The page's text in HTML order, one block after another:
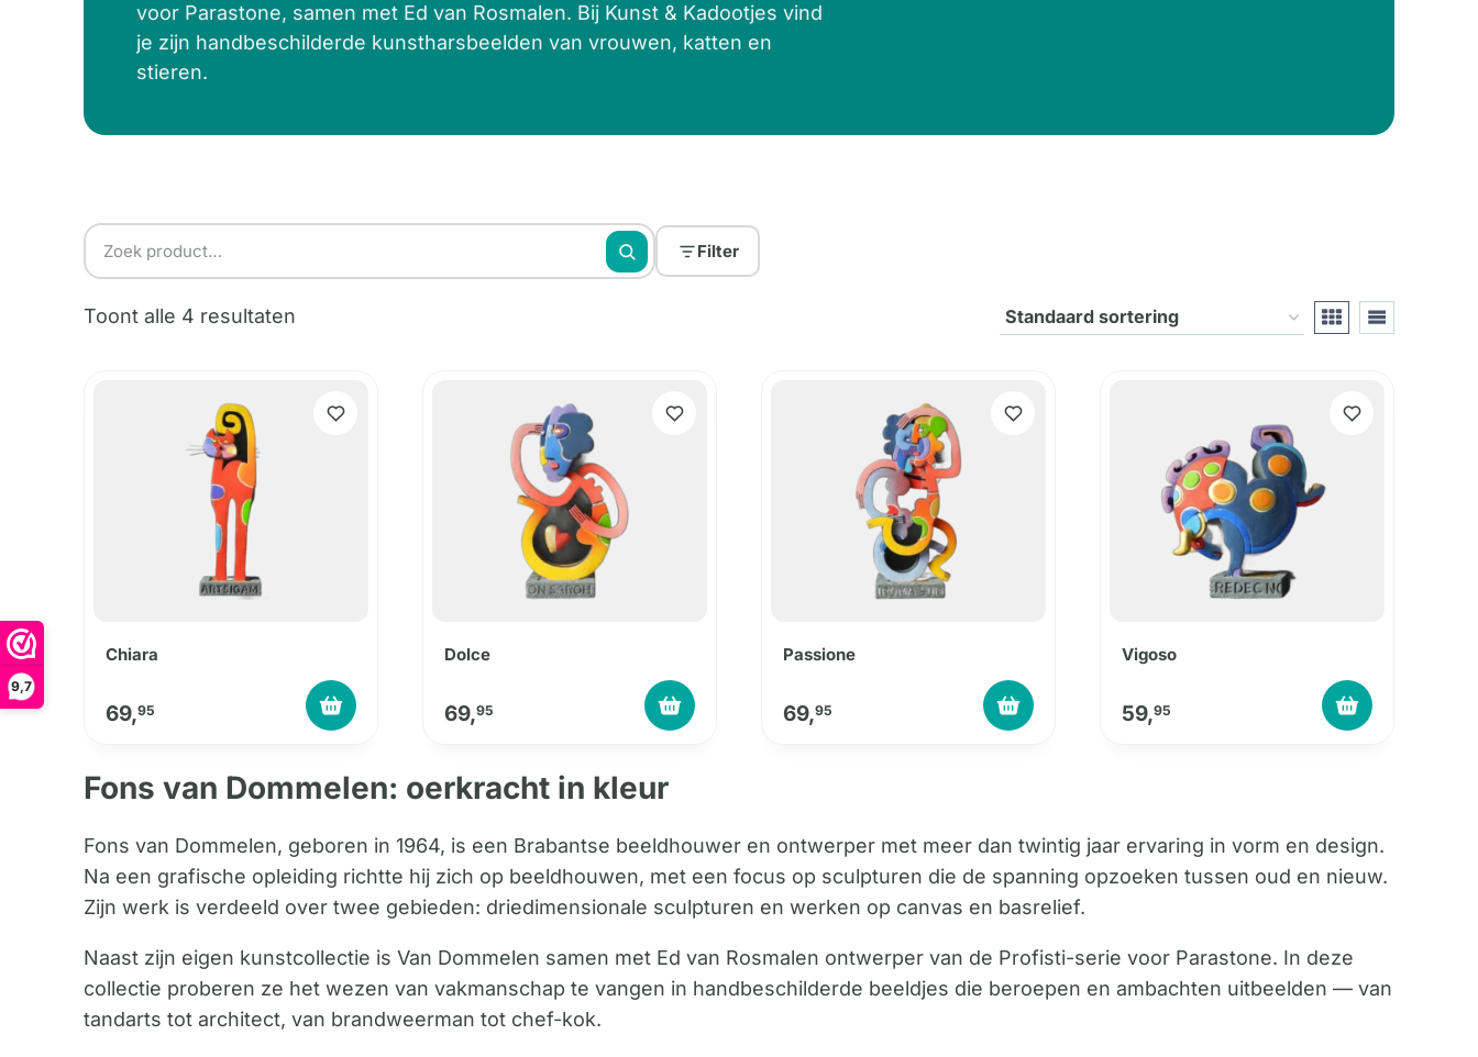
9,7
voor Parastone, samen met Ed van Rosmalen. Bij Kunst & Kadootjes vind
je zijn handbeschilderde kunstharsbeelden van vrouwen, katten en
stieren.
Filter
Toont alle 4 resultaten
Chiara
69,95
Dolce
69,95
Passione
69,95
Vigoso
59,95
Fons van Dommelen: oerkracht in kleur
Fons van Dommelen, geboren in 1964, is een Brabantse beeldhouwer en ontwerper met meer dan twintig jaar ervaring in vorm en design.
Na een grafische opleiding richtte hij zich op beeldhouwen, met een focus op sculpturen die de spanning opzoeken tussen oud en nieuw.
Zijn werk is verdeeld over twee gebieden: driedimensionale sculpturen en werken op canvas en basrelief.
Naast zijn eigen kunstcollectie is Van Dommelen samen met Ed van Rosmalen ontwerper van de Profisti-serie voor Parastone. In deze
collectie proberen ze het wezen van vakmanschap te vangen in handbeschilderde beeldjes die beroepen en ambachten uitbeelden — van
tandarts tot architect, van brandweerman tot chef-kok.